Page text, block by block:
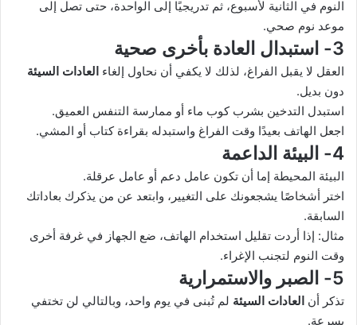
النوم في الثانية لأسبوع، ثم تدريجيًا إلى الواحدة، حتى تصل إلى
موعد نوم صحي.
3- استبدال العادة بأخرى صحية
العقل لا يقبل الفراغ، لذلك لا يكفي أن نحاول إلغاء العادات السيئة
دون بديل.
استبدل التدخين بشرب كوب ماء أو ممارسة التنفس العميق.
اجعل الهاتف بعيدًا وقت الفراغ واستبدله بقراءة كتاب أو المشي.
4- البيئة الداعمة
البيئة المحيطة إما أن تكون عامل دعم أو عامل عرقلة.
اختر أشخاصًا يشجعونك على التغيير، وابتعد عن من يذكرك بعاداتك
السابقة.
مثال: إذا أردت تقليل استخدام الهاتف، ضع الجهاز في غرفة أخرى
وقت النوم لتجنب الإغراء.
5- الصبر والاستمرارية
تذكر أن العادات السيئة لم تُبنى في يوم واحد، وبالتالي لن تختفي
بسرعة.